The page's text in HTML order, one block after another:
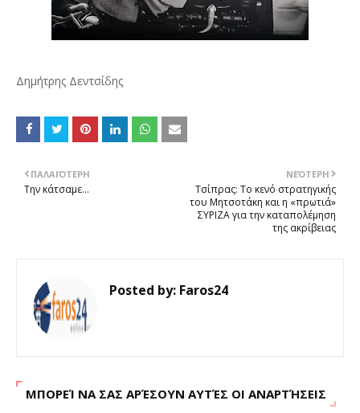
Δημήτρης Δεντσίδης
ΝΕΌΤΕΡΗ
Τσίπρας: Το κενό στρατηγικής
του Μητσοτάκη και η «πρωτιά»
ΣΥΡΙΖΑ για την καταπολέμηση
της ακρίβειας
ΠΑΛΑΙΌΤΕΡΗ
Την κάτσαμε...
Posted by: Faros24
ΜΠΟΡΕΊ ΝΑ ΣΑΣ ΑΡΈΣΟΥΝ ΑΥΤΈΣ ΟΙ ΑΝΑΡΤΉΣΕΙΣ